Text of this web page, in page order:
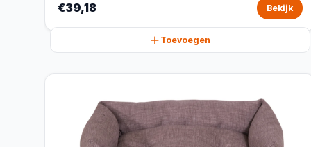
€39,18 Bekijk
Toevoegen